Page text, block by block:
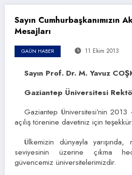
Sayın Cumhurbaşkanımızın
Mesajları
GAÜN HABER 11 Ekim 2013
Sayın Prof. Dr. M. Yavuz
Gaziantep Üniversitesi
Gaziantep Üniversitesi’nin 2013
açılış törenine davetiniz için
Ülkemizin dünyayla yarışında,
seviyesinin üzerine çıkma
güvencemiz üniversitelerimizdir.